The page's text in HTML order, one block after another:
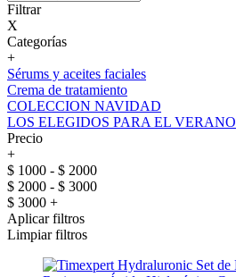
Filtrar
X
Categorías
+
Sérums y aceites faciales
Crema de tratamiento
COLECCION NAVIDAD
LOS ELEGIDOS PARA EL VERANO
Precio
+
$ 1000 - $ 2000
$ 2000 - $ 3000
$ 3000 +
Aplicar filtros
Limpiar filtros